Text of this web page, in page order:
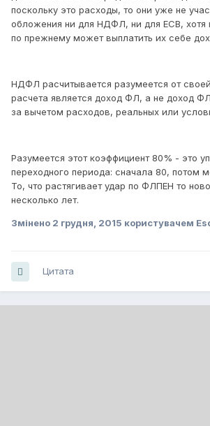
поскольку это расходы, то они уже не
обложения ни для НДФЛ, ни для ЕСВ, хотя
по прежнему может выплатить их себе
НДФЛ расчитывается разумеется от
расчета является доход ФЛ, а не доход
за вычетом расходов, реальных или
Разумеется этот коэффициент 80% - это
переходного периода: сначала 80, потом
То, что растягивает удар по ФЛПЕН то
несколько лет.
Змінено 2 грудня, 2015 користувачем
Цитата